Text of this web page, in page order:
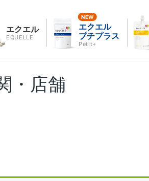
エクエル
EQUELLE
エクエル
プチプラス
Petit+
・店舗